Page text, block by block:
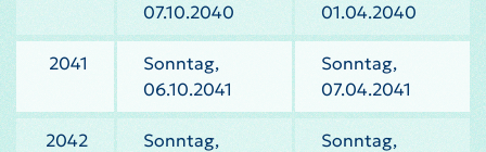
07.10.2040
01.04.2040
2041
Sonntag,
06.10.2041
Sonntag,
07.04.2041
2042
Sonntag,
Sonntag,